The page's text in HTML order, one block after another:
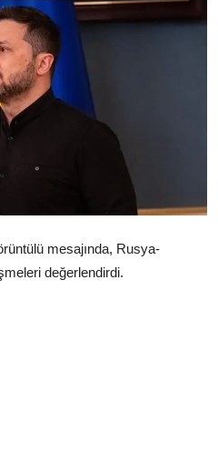
mesajında, Rusya-
değerlendirdi.